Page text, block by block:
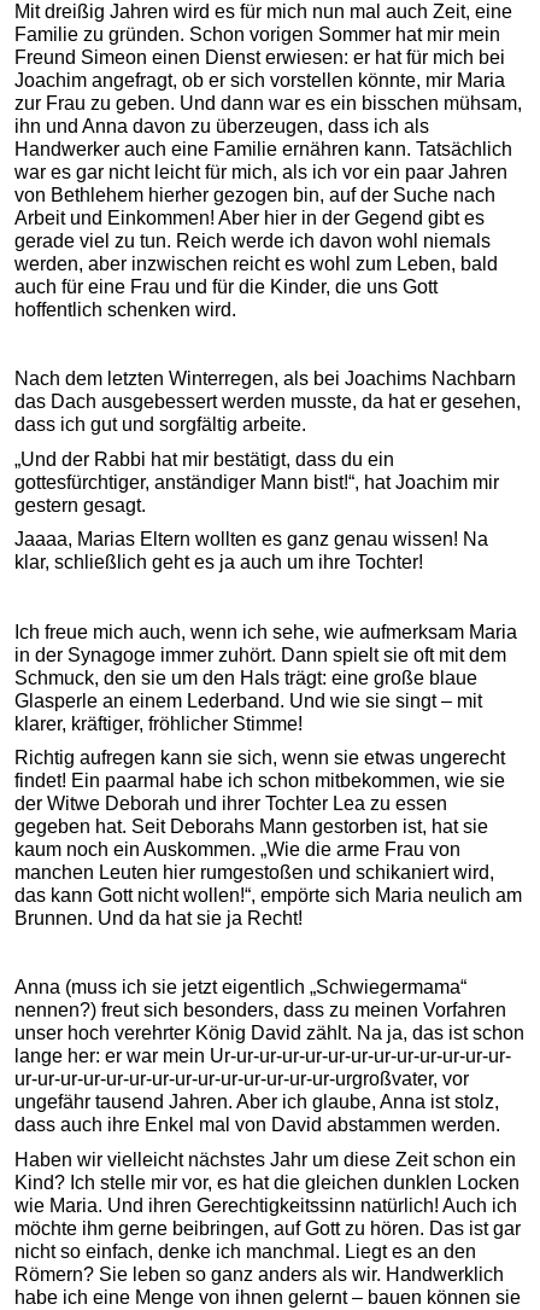
Mit dreißig Jahren wird es für mich nun mal auch Zeit, eine
Familie zu gründen. Schon vorigen Sommer hat mir mein
Freund Simeon einen Dienst erwiesen: er hat für mich bei
Joachim angefragt, ob er sich vorstellen könnte, mir Maria
zur Frau zu geben. Und dann war es ein bisschen mühsam,
ihn und Anna davon zu überzeugen, dass ich als
Handwerker auch eine Familie ernähren kann. Tatsächlich
war es gar nicht leicht für mich, als ich vor ein paar Jahren
von Bethlehem hierher gezogen bin, auf der Suche nach
Arbeit und Einkommen! Aber hier in der Gegend gibt es
gerade viel zu tun. Reich werde ich davon wohl niemals
werden, aber inzwischen reicht es wohl zum Leben, bald
auch für eine Frau und für die Kinder, die uns Gott
hoffentlich schenken wird.
Nach dem letzten Winterregen, als bei Joachims Nachbarn
das Dach ausgebessert werden musste, da hat er gesehen,
dass ich gut und sorgfältig arbeite.
„Und der Rabbi hat mir bestätigt, dass du ein
gottesfürchtiger, anständiger Mann bist!“, hat Joachim mir
gestern gesagt.
Jaaaa, Marias Eltern wollten es ganz genau wissen! Na
klar, schließlich geht es ja auch um ihre Tochter!
Ich freue mich auch, wenn ich sehe, wie aufmerksam Maria
in der Synagoge immer zuhört. Dann spielt sie oft mit dem
Schmuck, den sie um den Hals trägt: eine große blaue
Glasperle an einem Lederband. Und wie sie singt – mit
klarer, kräftiger, fröhlicher Stimme!
Richtig aufregen kann sie sich, wenn sie etwas ungerecht
findet! Ein paarmal habe ich schon mitbekommen, wie sie
der Witwe Deborah und ihrer Tochter Lea zu essen
gegeben hat. Seit Deborahs Mann gestorben ist, hat sie
kaum noch ein Auskommen. „Wie die arme Frau von
manchen Leuten hier rumgestoßen und schikaniert wird,
das kann Gott nicht wollen!“, empörte sich Maria neulich am
Brunnen. Und da hat sie ja Recht!
Anna (muss ich sie jetzt eigentlich „Schwiegermama“
nennen?) freut sich besonders, dass zu meinen Vorfahren
unser hoch verehrter König David zählt. Na ja, das ist schon
lange her: er war mein Ur-ur-ur-ur-ur-ur-ur-ur-ur-ur-ur-ur-ur-
ur-ur-ur-ur-ur-ur-ur-ur-ur-ur-ur-ur-ur-ur-urgroßvater, vor
ungefähr tausend Jahren. Aber ich glaube, Anna ist stolz,
dass auch ihre Enkel mal von David abstammen werden.
Haben wir vielleicht nächstes Jahr um diese Zeit schon ein
Kind? Ich stelle mir vor, es hat die gleichen dunklen Locken
wie Maria. Und ihren Gerechtigkeitssinn natürlich! Auch ich
möchte ihm gerne beibringen, auf Gott zu hören. Das ist gar
nicht so einfach, denke ich manchmal. Liegt es an den
Römern? Sie leben so ganz anders als wir. Handwerklich
habe ich eine Menge von ihnen gelernt – bauen können sie